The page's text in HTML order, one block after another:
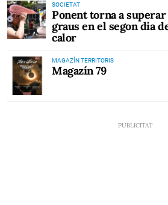
SOCIETAT
Ponent torna a superar
graus en el segon dia
calor
MAGAZÍN TERRITORIS
Magazín 79